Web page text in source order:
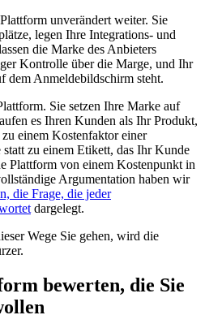
unverändert weiter. Sie
legen Ihre Integrations- und
die Marke des Anbieters
Kontrolle über die Marge, und Ihr
dem Anmeldebildschirm steht.
Sie setzen Ihre Marke auf
es Ihren Kunden als Ihr Produkt,
einem Kostenfaktor einer
zu einem Etikett, das Ihr Kunde
Plattform von einem Kostenpunkt in
Argumentation haben wir
die Frage, die jeder
dargelegt.
Wege Sie gehen, wird die
bewerten, die Sie